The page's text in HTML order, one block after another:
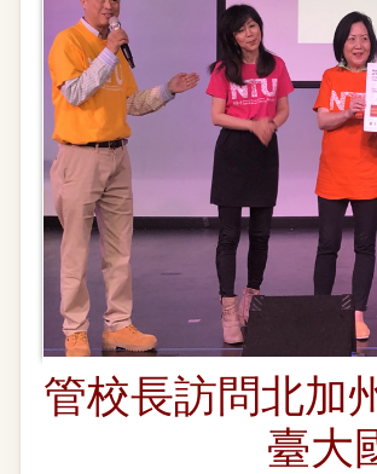
管校長訪問北加
臺大